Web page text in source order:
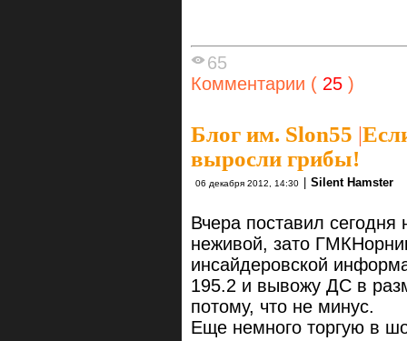
65
Комментарии ( 25 )
Блог им. Slon55 |
выросли грибы!
06 декабря 2012, 14:30 Silent Hamster
Вчера поставил сегодня
неживой, зато
инсайдеровской
195.2 и вывожу ДС в
потому, что не минус.
Еще немного торгую в